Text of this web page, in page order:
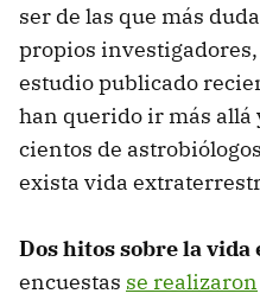
ser de las que más
propios
estudio publicado
han querido ir más
cientos de
exista vida
Dos hitos sobre la
encuestas se realizaron